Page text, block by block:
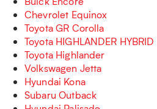
Chevrolet Equinox
Toyota GR Corolla
Toyota HIGHLANDER HYBRID
Toyota Highlander
Volkswagen Jetta
Hyundai Kona
Subaru Outback